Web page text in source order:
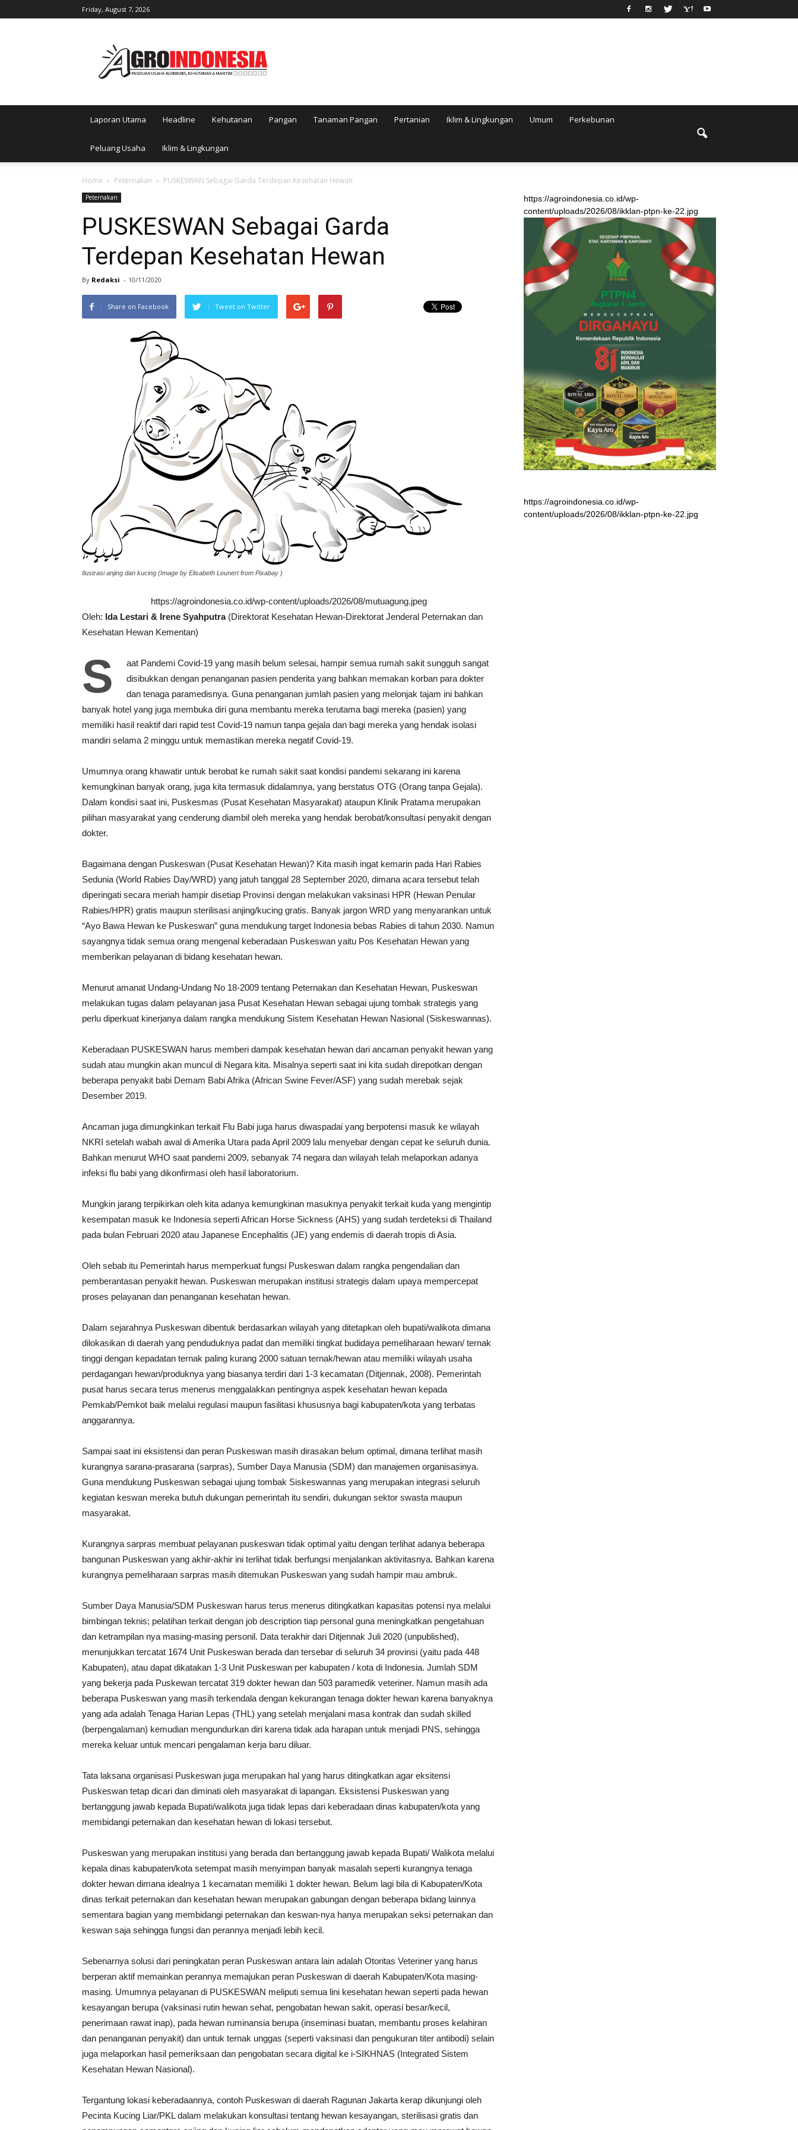
Friday, August 7, 2026
Laporan Utama Headline Kehutanan Pangan Tanaman Pangan Pertanian Iklim & Lingkungan Umum Perkebunan
Peluang Usaha Iklim & Lingkungan
Home Peternakan PUSKESWAN Sebagai Garda Terdepan Kesehatan Hewan
Peternakan
PUSKESWAN Sebagai Garda
Terdepan Kesehatan Hewan
By Redaksi - 10/11/2020
Share on Facebook Tweet on Twitter
Ilustrasi anjing dan kucing (Image by Elisabeth Leunert from Pixabay )
https://agroindonesia.co.id/wp-content/uploads/2026/08/mutuagung.jpeg
Oleh: Ida Lestari & Irene Syahputra(Direktorat Kesehatan Hewan-Direktorat Jenderal Peternakan dan
Kesehatan Hewan Kementan)
S
aat Pandemi Covid-19 yang masih belum selesai, hampir semua rumah sakit sungguh sangat
disibukkan dengan penanganan pasien penderita yang bahkan memakan korban para dokter
dan tenaga paramedisnya. Guna penanganan jumlah pasien yang melonjak tajam ini bahkan
banyak hotel yang juga membuka diri guna membantu mereka terutama bagi mereka (pasien) yang
memiliki hasil reaktif dari rapid test Covid-19 namun tanpa gejala dan bagi mereka yang hendak isolasi
mandiri selama 2 minggu untuk memastikan mereka negatif Covid-19.
Umumnya orang khawatir untuk berobat ke rumah sakit saat kondisi pandemi sekarang ini karena
kemungkinan banyak orang, juga kita termasuk didalamnya, yang berstatus OTG (Orang tanpa Gejala).
Dalam kondisi saat ini, Puskesmas (Pusat Kesehatan Masyarakat) ataupun Klinik Pratama merupakan
pilihan masyarakat yang cenderung diambil oleh mereka yang hendak berobat/konsultasi penyakit dengan
dokter.
Bagaimana dengan Puskeswan (Pusat Kesehatan Hewan)? Kita masih ingat kemarin pada Hari Rabies
Sedunia (World Rabies Day/WRD) yang jatuh tanggal 28 September 2020, dimana acara tersebut telah
diperingati secara meriah hampir disetiap Provinsi dengan melakukan vaksinasi HPR (Hewan Penular
Rabies/HPR) gratis maupun sterilisasi anjing/kucing gratis. Banyak jargon WRD yang menyarankan untuk
“Ayo Bawa Hewan ke Puskeswan” guna mendukung target Indonesia bebas Rabies di tahun 2030. Namun
sayangnya tidak semua orang mengenal keberadaan Puskeswan yaitu Pos Kesehatan Hewan yang
memberikan pelayanan di bidang kesehatan hewan.
Menurut amanat Undang-Undang No 18-2009 tentang Peternakan dan Kesehatan Hewan, Puskeswan
melakukan tugas dalam pelayanan jasa Pusat Kesehatan Hewan sebagai ujung tombak strategis yang
perlu diperkuat kinerjanya dalam rangka mendukung Sistem Kesehatan Hewan Nasional (Siskeswannas).
Keberadaan PUSKESWAN harus memberi dampak kesehatan hewan dari ancaman penyakit hewan yang
sudah atau mungkin akan muncul di Negara kita. Misalnya seperti saat ini kita sudah direpotkan dengan
beberapa penyakit babi Demam Babi Afrika (African Swine Fever/ASF) yang sudah merebak sejak
Desember 2019.
Ancaman juga dimungkinkan terkait Flu Babi juga harus diwaspadai yang berpotensi masuk ke wilayah
NKRI setelah wabah awal di Amerika Utara pada April 2009 lalu menyebar dengan cepat ke seluruh dunia.
Bahkan menurut WHO saat pandemi 2009, sebanyak 74 negara dan wilayah telah melaporkan adanya
infeksi flu babi yang dikonfirmasi oleh hasil laboratorium.
Mungkin jarang terpikirkan oleh kita adanya kemungkinan masuknya penyakit terkait kuda yang mengintip
kesempatan masuk ke Indonesia seperti African Horse Sickness (AHS) yang sudah terdeteksi di Thailand
pada bulan Februari 2020 atau Japanese Encephalitis (JE) yang endemis di daerah tropis di Asia.
Oleh sebab itu Pemerintah harus memperkuat fungsi Puskeswan dalam rangka pengendalian dan
pemberantasan penyakit hewan. Puskeswan merupakan institusi strategis dalam upaya mempercepat
proses pelayanan dan penanganan kesehatan hewan.
Dalam sejarahnya Puskeswan dibentuk berdasarkan wilayah yang ditetapkan oleh bupati/walikota dimana
dilokasikan di daerah yang penduduknya padat dan memiliki tingkat budidaya pemeliharaan hewan/ ternak
tinggi dengan kepadatan ternak paling kurang 2000 satuan ternak/hewan atau memiliki wilayah usaha
perdagangan hewan/produknya yang biasanya terdiri dari 1-3 kecamatan (Ditjennak, 2008). Pemerintah
pusat harus secara terus menerus menggalakkan pentingnya aspek kesehatan hewan kepada
Pemkab/Pemkot baik melalui regulasi maupun fasilitasi khususnya bagi kabupaten/kota yang terbatas
anggarannya.
Sampai saat ini eksistensi dan peran Puskeswan masih dirasakan belum optimal, dimana terlihat masih
kurangnya sarana-prasarana (sarpras), Sumber Daya Manusia (SDM) dan manajemen organisasinya.
Guna mendukung Puskeswan sebagai ujung tombak Siskeswannas yang merupakan integrasi seluruh
kegiatan keswan mereka butuh dukungan pemerintah itu sendiri, dukungan sektor swasta maupun
masyarakat.
Kurangnya sarpras membuat pelayanan puskeswan tidak optimal yaitu dengan terlihat adanya beberapa
bangunan Puskeswan yang akhir-akhir ini terlihat tidak berfungsi menjalankan aktivitasnya. Bahkan karena
kurangnya pemeliharaan sarpras masih ditemukan Puskeswan yang sudah hampir mau ambruk.
Sumber Daya Manusia/SDM Puskeswan harus terus menerus ditingkatkan kapasitas potensi nya melalui
bimbingan teknis; pelatihan terkait dengan job description tiap personal guna meningkatkan pengetahuan
dan ketrampilan nya masing-masing personil. Data terakhir dari Ditjennak Juli 2020 (unpublished),
menunjukkan tercatat 1674 Unit Puskeswan berada dan tersebar di seluruh 34 provinsi (yaitu pada 448
Kabupaten), atau dapat dikatakan 1-3 Unit Puskeswan per kabupaten / kota di Indonesia. Jumlah SDM
yang bekerja pada Puskewan tercatat 319 dokter hewan dan 503 paramedik veteriner. Namun masih ada
beberapa Puskeswan yang masih terkendala dengan kekurangan tenaga dokter hewan karena banyaknya
yang ada adalah Tenaga Harian Lepas (THL) yang setelah menjalani masa kontrak dan sudah skilled
(berpengalaman) kemudian mengundurkan diri karena tidak ada harapan untuk menjadi PNS, sehingga
mereka keluar untuk mencari pengalaman kerja baru diluar.
Tata laksana organisasi Puskeswan juga merupakan hal yang harus ditingkatkan agar eksitensi
Puskeswan tetap dicari dan diminati oleh masyarakat di lapangan. Eksistensi Puskeswan yang
bertanggung jawab kepada Bupati/walikota juga tidak lepas dari keberadaan dinas kabupaten/kota yang
membidangi peternakan dan kesehatan hewan di lokasi tersebut.
Puskeswan yang merupakan institusi yang berada dan bertanggung jawab kepada Bupati/ Walikota melalui
kepala dinas kabupaten/kota setempat masih menyimpan banyak masalah seperti kurangnya tenaga
dokter hewan dimana idealnya 1 kecamatan memiliki 1 dokter hewan. Belum lagi bila di Kabupaten/Kota
dinas terkait peternakan dan kesehatan hewan merupakan gabungan dengan beberapa bidang lainnya
sementara bagian yang membidangi peternakan dan keswan-nya hanya merupakan seksi peternakan dan
keswan saja sehingga fungsi dan perannya menjadi lebih kecil.
Sebenarnya solusi dari peningkatan peran Puskeswan antara lain adalah Otoritas Veteriner yang harus
berperan aktif memainkan perannya memajukan peran Puskeswan di daerah Kabupaten/Kota masing-
masing. Umumnya pelayanan di PUSKESWAN meliputi semua lini kesehatan hewan seperti pada hewan
kesayangan berupa (vaksinasi rutin hewan sehat, pengobatan hewan sakit, operasi besar/kecil,
penerimaan rawat inap), pada hewan ruminansia berupa (inseminasi buatan, membantu proses kelahiran
dan penanganan penyakit) dan untuk ternak unggas (seperti vaksinasi dan pengukuran titer antibodi) selain
juga melaporkan hasil pemeriksaan dan pengobatan secara digital ke i-SIKHNAS (Integrated Sistem
Kesehatan Hewan Nasional).
Tergantung lokasi keberadaannya, contoh Puskeswan di daerah Ragunan Jakarta kerap dikunjungi oleh
Pecinta Kucing Liar/PKL dalam melakukan konsultasi tentang hewan kesayangan, sterilisasi gratis dan
https://agroindonesia.co.id/wp-
content/uploads/2026/08/ikklan-ptpn-ke-22.jpg
https://agroindonesia.co.id/wp-
content/uploads/2026/08/ikklan-ptpn-ke-22.jpg